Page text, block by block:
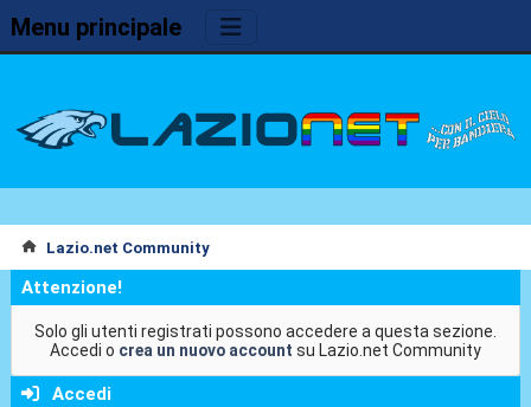
Menu principale
Lazio.net Community
Attenzione!
Solo gli utenti registrati possono accedere a questa sezione.
Accedi o crea un nuovo account su Lazio.net Community
Accedi